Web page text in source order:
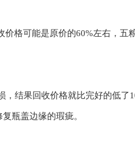
格可能是原价的60%左右，五
结果回收价格就比完好的低了
瓶盖边缘的瑕疵。